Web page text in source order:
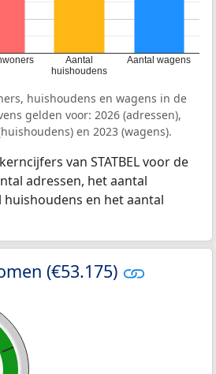
Aantal
huishoudens
Aantal wagens
huishoudens en wagens in de
gelden voor: 2026 (adressen),
en 2023 (wagens).
van STATBEL voor de
adressen, het aantal
en het aantal
(€53.175)